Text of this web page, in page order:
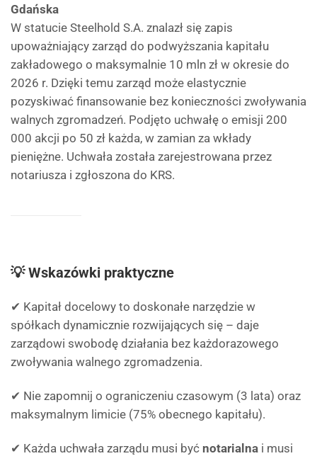
Gdańska
W statucie Steelhold S.A. znalazł się zapis
upoważniający zarząd do podwyższania kapitału
zakładowego o maksymalnie 10 mln zł w okresie do
2026 r. Dzięki temu zarząd może elastycznie
pozyskiwać finansowanie bez konieczności zwoływania
walnych zgromadzeń. Podjęto uchwałę o emisji 200
000 akcji po 50 zł każda, w zamian za wkłady
pieniężne. Uchwała została zarejestrowana przez
notariusza i zgłoszona do KRS.
💡 Wskazówki praktyczne
✔ Kapitał docelowy to doskonałe narzędzie w
spółkach dynamicznie rozwijających się – daje
zarządowi swobodę działania bez każdorazowego
zwoływania walnego zgromadzenia.
✔ Nie zapomnij o ograniczeniu czasowym (3 lata) oraz
maksymalnym limicie (75% obecnego kapitału).
✔ Każda uchwała zarządu musi być notarialna i musi